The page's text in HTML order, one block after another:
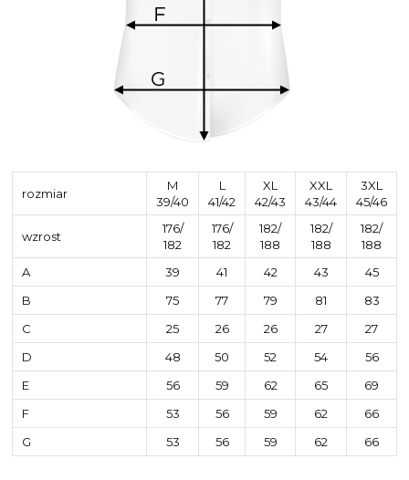
rozmiar
M
39/40
L
41/42
XL
42/43
XXL
43/44
3XL
45/46
wzrost
176/
182
176/
182
182/
188
182/
188
182/
188
A
39 41 42 43
45
B
75 77 79 81
83
C
25 26 26 27
27
D
48 50 52 54
56
E
56 59 62 65
69
F
53 56 59 62
66
G
53 56 59 62 66